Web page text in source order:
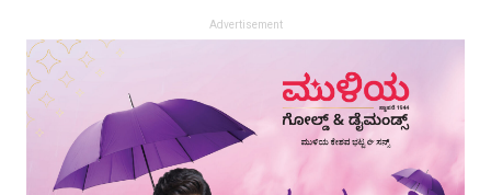
Advertisement